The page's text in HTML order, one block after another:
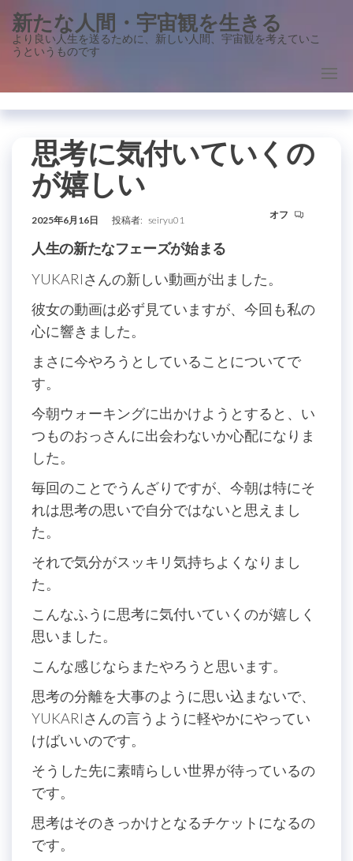
ン
に
新たな人間・宇宙観を生きる
より良い人生を送るために、新しい人間、宇宙観を考えていこ
うというものです
思考に気付いていくの
が嬉しい
2025年6月16日 投稿者: seiryu01 オフ
人生の新たなフェーズが始まる
YUKARIさんの新しい動画が出ました。
彼女の動画は必ず見ていますが、今回も私の
心に響きました。
まさに今やろうとしていることについてで
す。
今朝ウォーキングに出かけようとすると、い
つものおっさんに出会わないか心配になりま
した。
毎回のことでうんざりですが、今朝は特にそ
れは思考の思いで自分ではないと思えまし
た。
それで気分がスッキリ気持ちよくなりまし
た。
こんなふうに思考に気付いていくのが嬉しく
思いました。
こんな感じならまたやろうと思います。
思考の分離を大事のように思い込まないで、
YUKARIさんの言うように軽やかにやってい
けばいいのです。
そうした先に素晴らしい世界が待っているの
です。
思考はそのきっかけとなるチケットになるの
です。